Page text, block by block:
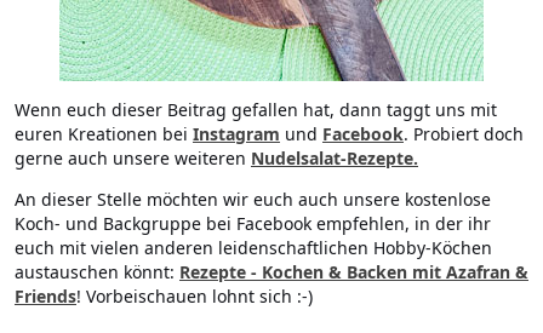
Wenn euch dieser Beitrag gefallen hat, dann taggt uns mit
euren Kreationen bei Instagram und Facebook. Probiert doch
gerne auch unsere weiteren Nudelsalat-Rezepte.
An dieser Stelle möchten wir euch auch unsere kostenlose
Koch- und Backgruppe bei Facebook empfehlen, in der ihr
euch mit vielen anderen leidenschaftlichen Hobby-Köchen
austauschen könnt: Rezepte - Kochen & Backen mit Azafran &
Friends! Vorbeischauen lohnt sich :-)